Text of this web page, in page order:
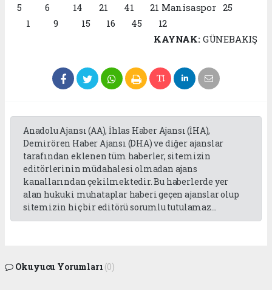
5 6 14 21 41 21 Manisaspor 25
1 9 15 16 45 12
KAYNAK:GÜNEBAKIŞ
Anadolu Ajansı (AA), İhlas Haber Ajansı (İHA),
Demirören Haber Ajansı (DHA) ve diğer ajanslar
tarafından eklenen tüm haberler, sitemizin
editörlerinin müdahalesi olmadan ajans
kanallarından çekilmektedir. Bu haberlerde yer
alan hukuki muhataplar haberi geçen ajanslar olup
sitemizin hiç bir editörü sorumlu tutulamaz...
Okuyucu Yorumları (0)